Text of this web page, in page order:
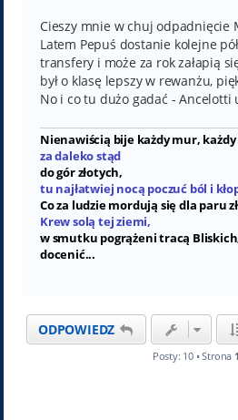
Cieszy mnie w chuj odpadnięcie
Latem Pepuś dostanie kolejne
transfery i może za rok załapią
był o klasę lepszy w rewanżu,
No i co tu dużo gadać - Ancelotti
Nienawiścią bije każdy mur,
za daleko stąd
do gór złotych,
tu najłatwiej nocą poczuć ból i
Co za ludzie mordują się dla paru
Krew solą tej ziemi,
w smutku pogrążeni tracą
docenić...
ODPOWIEDZ
Posty: 10 • Strona 1